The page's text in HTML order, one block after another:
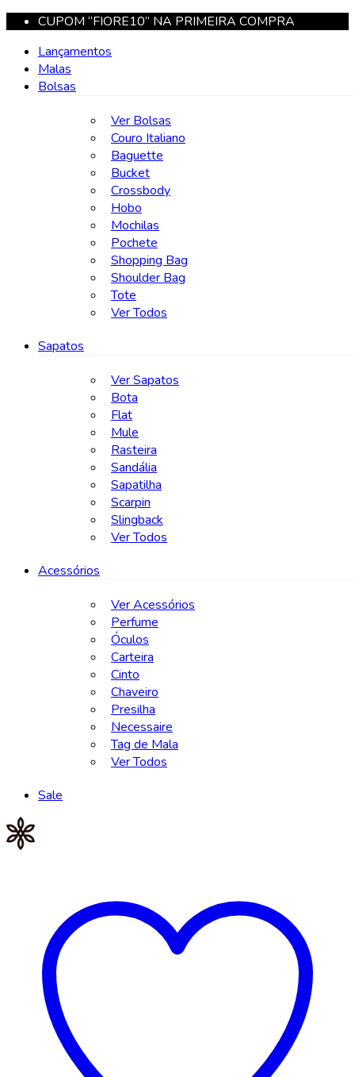
CUPOM “FIORE10” NA PRIMEIRA COMPRA
Lançamentos
Malas
Bolsas
Ver Bolsas
Couro Italiano
Baguette
Bucket
Crossbody
Hobo
Mochilas
Pochete
Shopping Bag
Shoulder Bag
Tote
Ver Todos
Sapatos
Ver Sapatos
Bota
Flat
Mule
Rasteira
Sandália
Sapatilha
Scarpin
Slingback
Ver Todos
Acessórios
Ver Acessórios
Perfume
Óculos
Carteira
Cinto
Chaveiro
Presilha
Necessaire
Tag de Mala
Ver Todos
Sale